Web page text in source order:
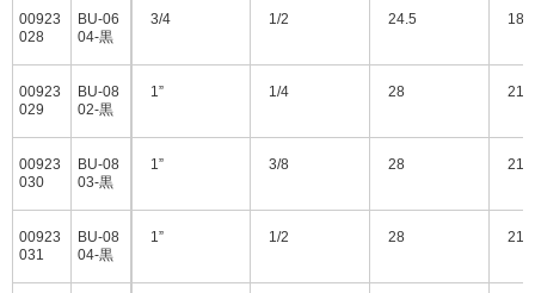
00923
028
BU-06
04-黒
00923
029
BU-08
02-黒
00923
030
BU-08
03-黒
00923
031
BU-08
04-黒
3/4 1/2 24.5 18.5
1” 1/4 28 21.5
1” 3/8 28 21.5
1” 1/2 28 21.5